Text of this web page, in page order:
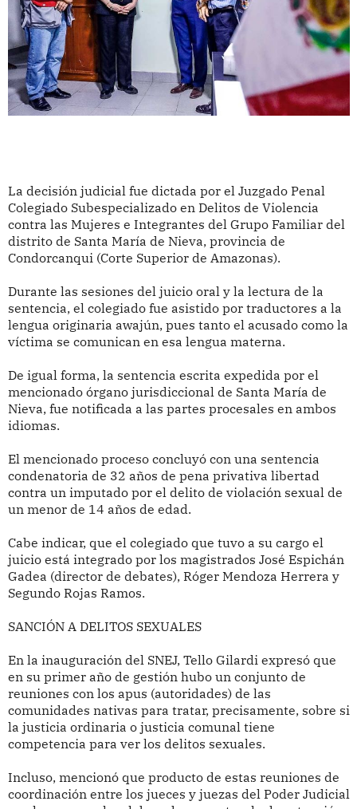
La decisión judicial fue dictada por el Juzgado Penal
Colegiado Subespecializado en Delitos de Violencia
contra las Mujeres e Integrantes del Grupo Familiar del
distrito de Santa María de Nieva, provincia de
Condorcanqui (Corte Superior de Amazonas).
Durante las sesiones del juicio oral y la lectura de la
sentencia, el colegiado fue asistido por traductores a la
lengua originaria awajún, pues tanto el acusado como la
víctima se comunican en esa lengua materna.
De igual forma, la sentencia escrita expedida por el
mencionado órgano jurisdiccional de Santa María de
Nieva, fue notificada a las partes procesales en ambos
idiomas.
El mencionado proceso concluyó con una sentencia
condenatoria de 32 años de pena privativa libertad
contra un imputado por el delito de violación sexual de
un menor de 14 años de edad.
Cabe indicar, que el colegiado que tuvo a su cargo el
juicio está integrado por los magistrados José Espichán
Gadea (director de debates), Róger Mendoza Herrera y
Segundo Rojas Ramos.
SANCIÓN A DELITOS SEXUALES
En la inauguración del SNEJ, Tello Gilardi expresó que
en su primer año de gestión hubo un conjunto de
reuniones con los apus (autoridades) de las
comunidades nativas para tratar, precisamente, sobre si
la justicia ordinaria o justicia comunal tiene
competencia para ver los delitos sexuales.
Incluso, mencionó que producto de estas reuniones de
coordinación entre los jueces y juezas del Poder Judicial